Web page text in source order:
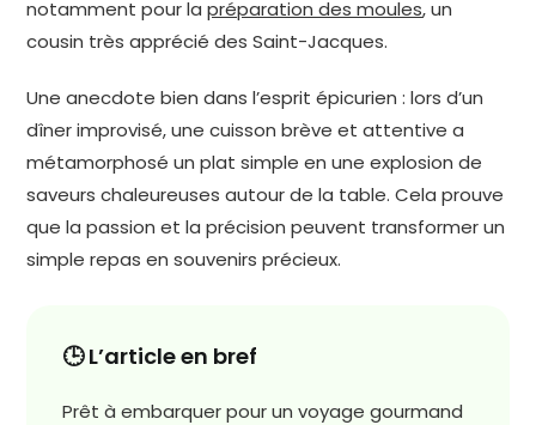
notamment pour lapréparation des moules, un
cousin très apprécié des Saint-Jacques.
Une anecdote bien dans l’esprit épicurien : lors d’un
dîner improvisé, une cuisson brève et attentive a
métamorphosé un plat simple en une explosion de
saveurs chaleureuses autour de la table. Cela prouve
que la passion et la précision peuvent transformer un
simple repas en souvenirs précieux.
🕒 L’article en bref
Prêt à embarquer pour un voyage gourmand